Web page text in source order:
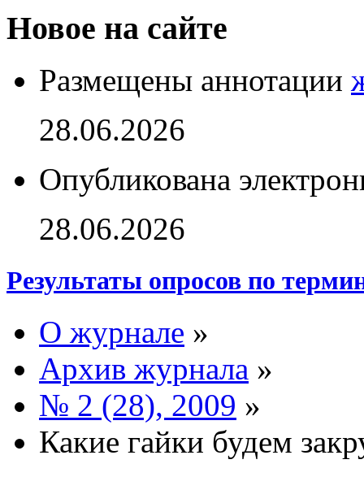
Новое на сайте
Размещены аннотации
28.06.2026
Опубликована
28.06.2026
Результаты опросов по
О журнале »
Архив журнала »
№ 2 (28), 2009 »
Какие гайки будем